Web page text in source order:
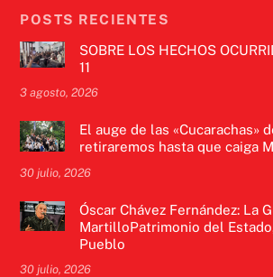
POSTS RECIENTES
SOBRE LOS HECHOS
11
3 agosto, 2026
El auge de las «Cucarachas»
retiraremos hasta que caiga
30 julio, 2026
Óscar Chávez Fernández: La
MartilloPatrimonio del
Pueblo
30 julio, 2026